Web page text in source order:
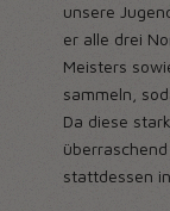
unsere
er alle drei
Meisters
sammeln,
Da diese
stattdessen